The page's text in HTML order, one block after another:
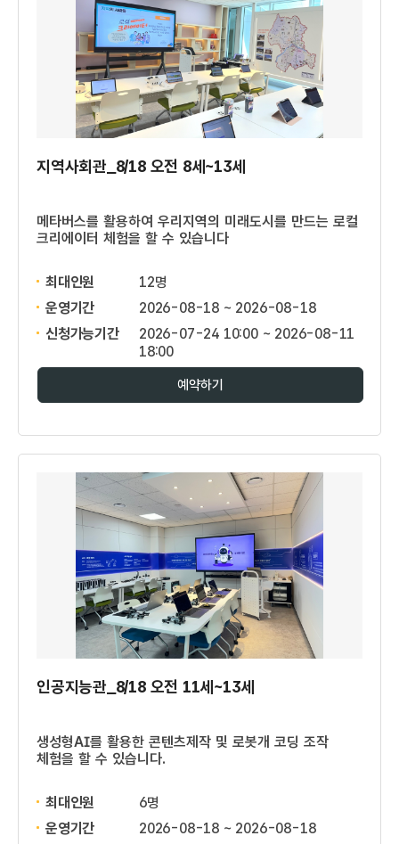
지역사회관_8/18 오전 8세~13세
메타버스를 활용하여 우리지역의 미래도시를 만드는 로컬
크리에이터 체험을 할 수 있습니다
최대인원
12명
운영기간
2026-08-18 ~ 2026-08-18
신청가능기간
2026-07-24 10:00 ~ 2026-08-11
18:00
예약하기
인공지능관_8/18 오전 11세~13세
생성형AI를 활용한 콘텐츠제작 및 로봇개 코딩 조작
체험을 할 수 있습니다.
최대인원
6명
운영기간
2026-08-18 ~ 2026-08-18